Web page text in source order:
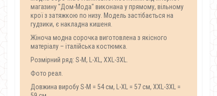
магазину "Дом-Мода" виконана у прямому, вільному
крої з затяжкою по низу. Модель застібається на
гудзики, є накладна кишеня.
Жіноча модна сорочка виготовлена ​​з якісного
матеріалу – італійська костюмка.
Розмірний ряд: S-M, L-XL, XXL-3XL.
Фото реал.
Довжина виробу S-M = 54 см, L-XL = 57 см, XXL-3XL =